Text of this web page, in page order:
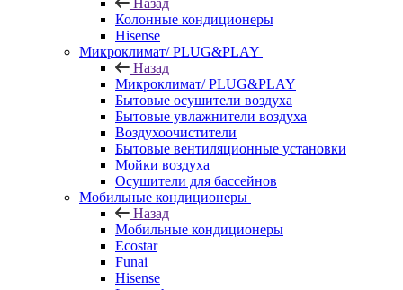
Назад
Колонные кондиционеры
Hisense
Микроклимат/ PLUG&PLAY
Назад
Микроклимат/ PLUG&PLAY
Бытовые осушители воздуха
Бытовые увлажнители воздуха
Воздухоочистители
Бытовые вентиляционные установки
Мойки воздуха
Осушители для бассейнов
Мобильные кондиционеры
Назад
Мобильные кондиционеры
Ecostar
Funai
Hisense